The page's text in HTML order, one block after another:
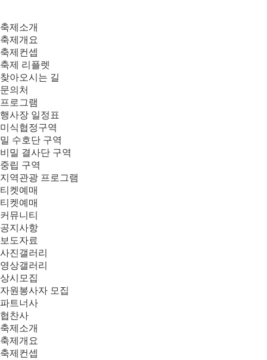
축제소개
축제개요
축제컨셉
축제 리플렛
찾아오시는 길
문의처
프로그램
행사장 일정표
미식협정구역
밀 수호단 구역
비밀 결사단 구역
중립 구역
지역관광 프로그램
티켓예매
티켓예매
커뮤니티
공지사항
보도자료
사진갤러리
영상갤러리
상시모집
자원봉사자 모집
파트너사
협찬사
축제소개
축제개요
축제컨셉